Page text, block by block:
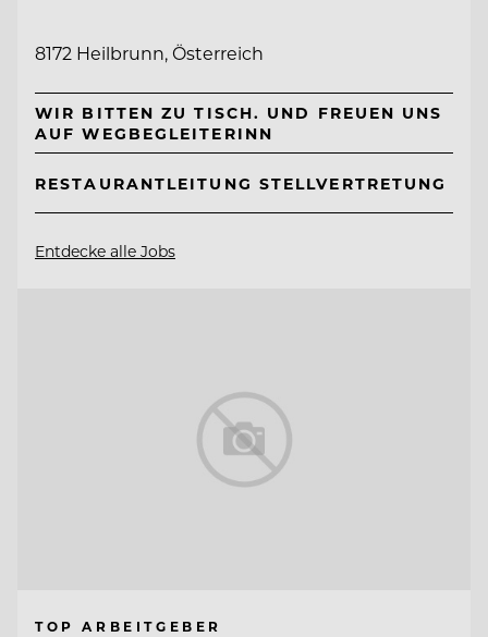
8172 Heilbrunn, Österreich
WIR BITTEN ZU TISCH. UND FREUEN UNS
AUF WEGBEGLEITERINN
RESTAURANTLEITUNG STELLVERTRETUNG
Entdecke alle Jobs
TOP ARBEITGEBER